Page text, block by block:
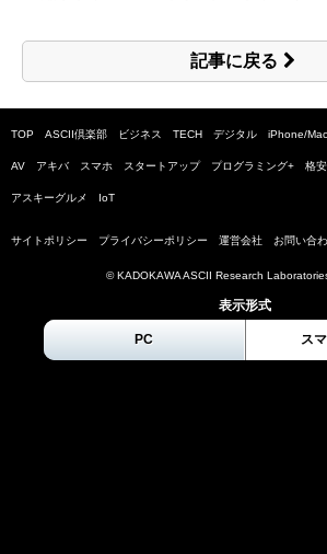
記事に戻る
TOP ASCII倶楽部 ビジネス TECH デジタル iPhone/Mac
AV アキバ スマホ スタートアップ プログラミング+ 格
アスキーグルメ IoT
サイトポリシー プライバシーポリシー 運営会社 お問い合
© KADOKAWA ASCII Research
表示形式
PC ス